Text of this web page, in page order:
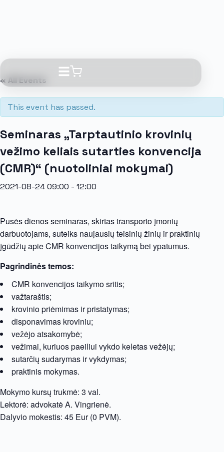
« All Events
This event has passed.
Seminaras „Tarptautinio krovinių
vežimo keliais sutarties konvencija
(CMR)“ (nuotoliniai mokymai)
2021-08-24 09:00 - 12:00
Pusės dienos seminaras, skirtas transporto įmonių
darbuotojams, suteiks naujausių teisinių žinių ir praktinių
įgūdžių apie CMR konvencijos taikymą bei ypatumus.
Pagrindinės temos:
CMR konvencijos taikymo sritis;
važtaraštis;
krovinio priėmimas ir pristatymas;
disponavimas kroviniu;
vežėjo atsakomybė;
vežimai, kuriuos paeiliui vykdo keletas vežėjų;
sutarčių sudarymas ir vykdymas;
praktinis mokymas.
Mokymo kursų trukmė: 3 val.
Lektorė: advokatė A. Vingrienė.
Dalyvio mokestis: 45 Eur (0 PVM).